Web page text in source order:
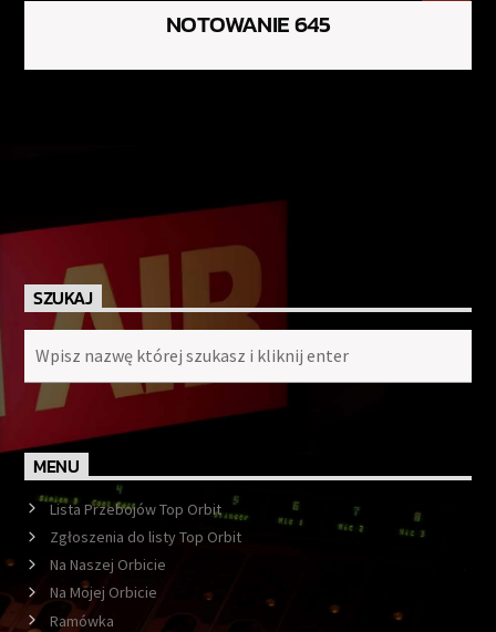
NOTOWANIE 645
SZUKAJ
MENU
Lista Przebojów Top Orbit
Zgłoszenia do listy Top Orbit
Na Naszej Orbicie
Na Mojej Orbicie
Ramówka